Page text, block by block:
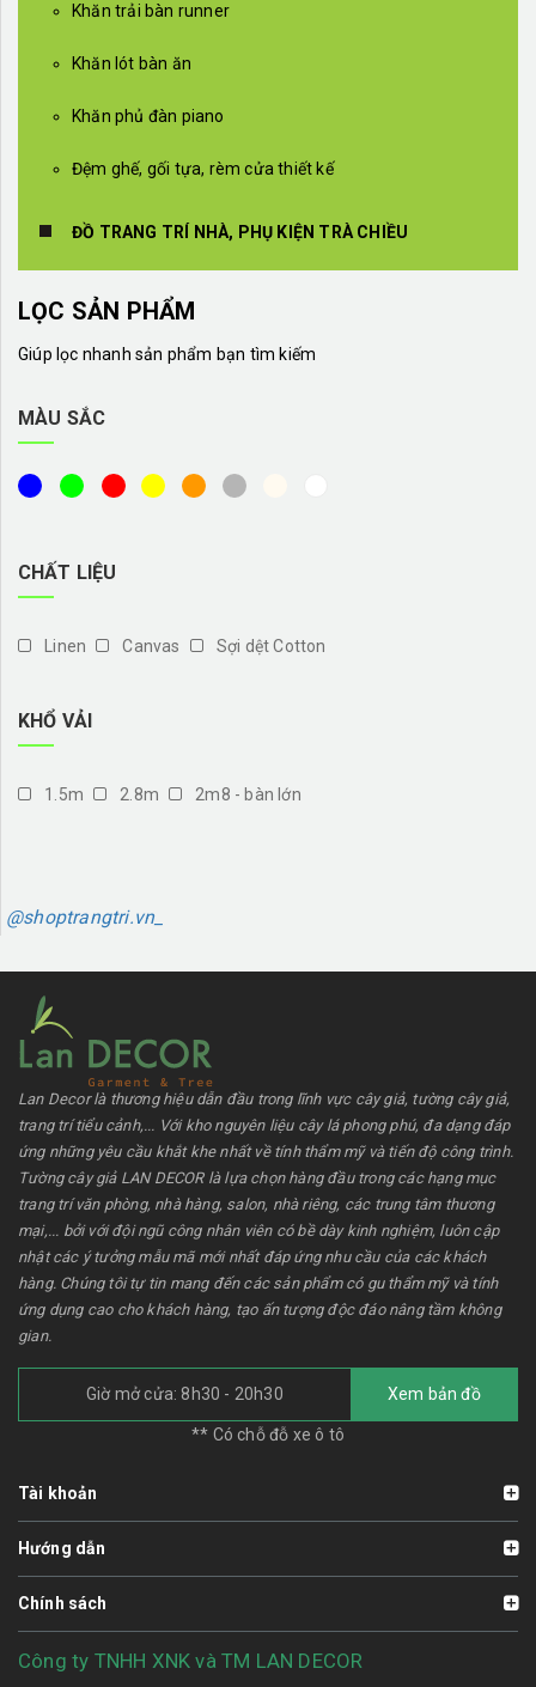
Khăn trải bàn runner
Khăn lót bàn ăn
Khăn phủ đàn piano
Đệm ghế, gối tựa, rèm cửa thiết kế
ĐỒ TRANG TRÍ NHÀ, PHỤ KIỆN TRÀ CHIỀU
LỌC SẢN PHẨM
Giúp lọc nhanh sản phẩm bạn tìm kiếm
MÀU SẮC
CHẤT LIỆU
Linen Canvas Sợi dệt Cotton
KHỔ VẢI
1.5m 2.8m 2m8 - bàn lớn
@shoptrangtri.vn_
Lan Decor là thương hiệu dẫn đầu trong lĩnh vực cây giả, tường cây giả,
trang trí tiểu cảnh,... Với kho nguyên liệu cây lá phong phú, đa dạng đáp
ứng những yêu cầu khắt khe nhất về tính thẩm mỹ và tiến độ công trình.
Tường cây giả LAN DECOR là lựa chọn hàng đầu trong các hạng mục
trang trí văn phòng, nhà hàng, salon, nhà riêng, các trung tâm thương
mại,... bởi với đội ngũ công nhân viên có bề dày kinh nghiệm, luôn cập
nhật các ý tưởng mẫu mã mới nhất đáp ứng nhu cầu của các khách
hàng. Chúng tôi tự tin mang đến các sản phẩm có gu thẩm mỹ và tính
ứng dụng cao cho khách hàng, tạo ấn tượng độc đáo nâng tầm không
gian.
Giờ mở cửa: 8h30 - 20h30 Xem bản đồ
** Có chỗ đỗ xe ô tô
Tài khoản
Hướng dẫn
Chính sách
Công ty TNHH XNK và TM LAN DECOR